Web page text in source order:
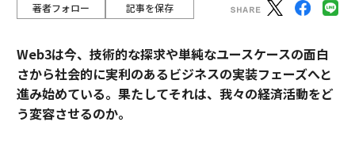
著者フォロー 記事を保存
Web3は今、技術的な探求や単純なユースケースの面白
さから社会的に実利のあるビジネスの実装フェーズへと
進み始めている。果たしてそれは、我々の経済活動をど
う変容させるのか。